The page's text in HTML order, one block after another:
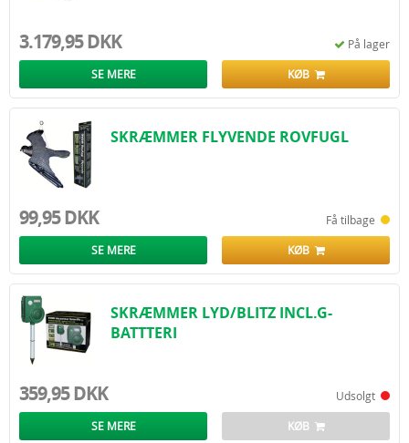
3.179,95 DKK På lager
SE MERE KØB
SKRÆMMER FLYVENDE ROVFUGL
99,95 DKK Få tilbage
SE MERE KØB
SKRÆMMER LYD/BLITZ INCL.G-
BATTTERI
359,95 DKK Udsolgt
SE MERE KØB